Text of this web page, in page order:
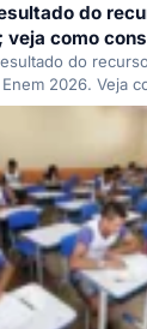
do
veja como
do
2026. Veja